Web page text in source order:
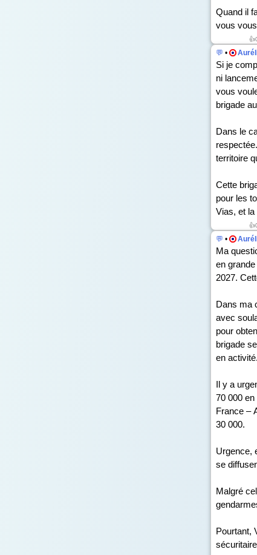
Quand il
vous
👍
💬 •
Si je
ni
vous
brigade
Dans le
territoire
Cette
pour les
Vias, et la
👍
💬 •
Ma
en
2027.
Dans ma
avec
pour
brigade
en activité.
Il y a
70 000
France –
30 000.
Urgence,
se
Malgré
Pourtant,